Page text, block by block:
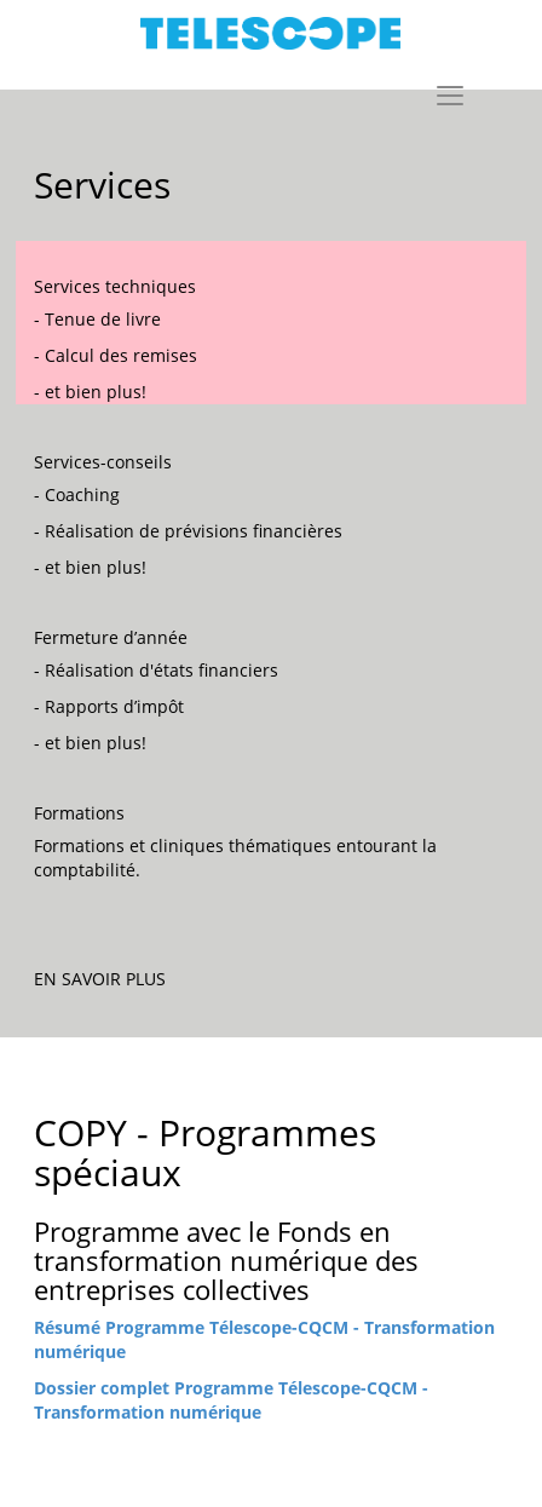
Services
Services techniques
- Tenue de livre
- Calcul des remises
- et bien plus!
Services-conseils
- Coaching
- Réalisation de prévisions financières
- et bien plus!
Fermeture d’année
- Réalisation d'états financiers
- Rapports d’impôt
- et bien plus!
Formations
Formations et cliniques thématiques entourant la
comptabilité.
EN SAVOIR PLUS
COPY - Programmes
spéciaux
Programme avec le Fonds en
transformation numérique des
entreprises collectives
Résumé Programme Télescope-CQCM - Transformation
numérique
Dossier complet Programme Télescope-CQCM -
Transformation numérique